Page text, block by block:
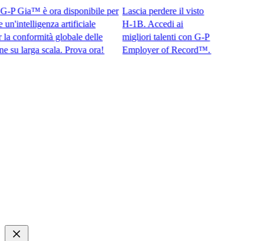
è ora disponibile per
artificiale
globale delle
larga scala. Prova ora!​​
Lascia perdere il visto
H-1B. Accedi ai
migliori talenti con G-P
Employer of Record™.​​